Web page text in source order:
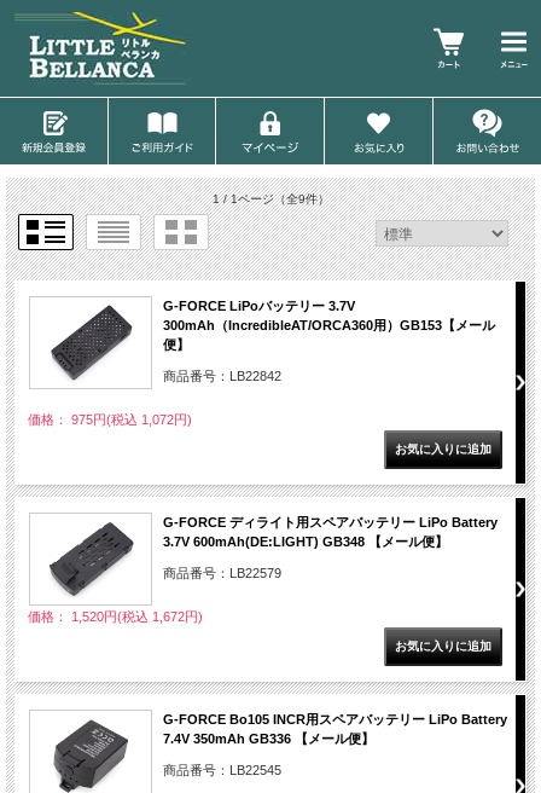
1 / 1ページ（全9件）
G-FORCE LiPoバッテリー 3.7V
300mAh（IncredibleAT/ORCA360用）GB153【メール
便】
商品番号：LB22842
価格： 975円(税込 1,072円)
G-FORCE ディライト用スペアバッテリー LiPo Battery
3.7V 600mAh(DE:LIGHT) GB348 【メール便】
商品番号：LB22579
価格： 1,520円(税込 1,672円)
G-FORCE Bo105 INCR用スペアバッテリー LiPo Battery
7.4V 350mAh GB336 【メール便】
商品番号：LB22545